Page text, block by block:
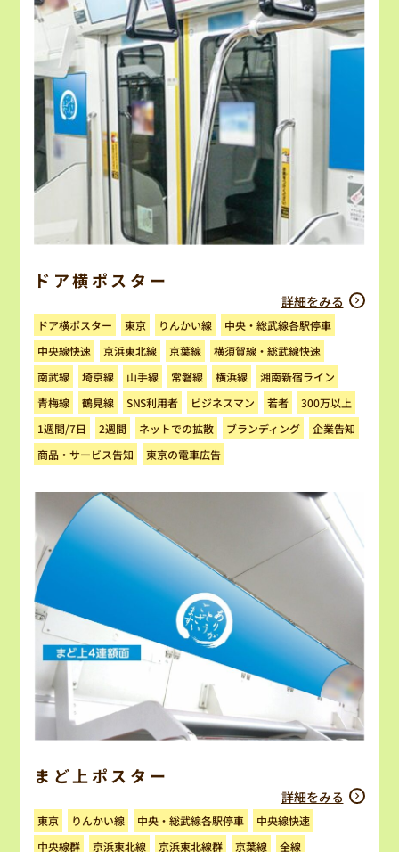
ドア横ポスター
詳細をみる
ドア横ポスター 東京 りんかい線 中央・総武線各駅停車
中央線快速 京浜東北線 京葉線 横須賀線・総武線快速
南武線 埼京線 山手線 常磐線 横浜線 湘南新宿ライン
青梅線 鶴見線 SNS利用者 ビジネスマン 若者 300万以上
1週間/7日 2週間 ネットでの拡散 ブランディング 企業告知
商品・サービス告知 東京の電車広告
まど上ポスター
詳細をみる
東京 りんかい線 中央・総武線各駅停車 中央線快速
中央線群 京浜東北線 京浜東北線群 京葉線 全線